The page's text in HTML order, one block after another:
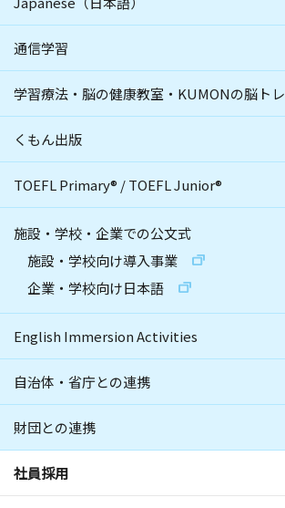
通信学習
学習療法・脳の健康教室・KUMONの脳トレ
くもん出版
TOEFL Primary® /TOEFL Junior®
施設・学校・企業での公文式
施設・学校向け導入事業
企業・学校向け日本語
English Immersion Activities
自治体・省庁との連携
財団との連携
社員採用